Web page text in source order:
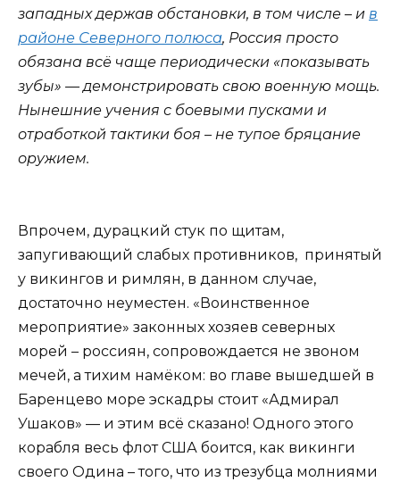
западных держав обстановки, в том числе – и в
районе Северного полюса, Россия просто
обязана всё чаще периодически «показывать
зубы» — демонстрировать свою военную мощь.
Нынешние учения с боевыми пусками и
отработкой тактики боя – не тупое бряцание
оружием.
Впрочем, дурацкий стук по щитам,
запугивающий слабых противников, принятый
у викингов и римлян, в данном случае,
достаточно неуместен. «Воинственное
мероприятие» законных хозяев северных
морей – россиян, сопровождается не звоном
мечей, а тихим намёком: во главе вышедшей в
Баренцево море эскадры стоит «Адмирал
Ушаков» — и этим всё сказано! Одного этого
корабля весь флот США боится, как викинги
своего Одина – того, что из трезубца молниями